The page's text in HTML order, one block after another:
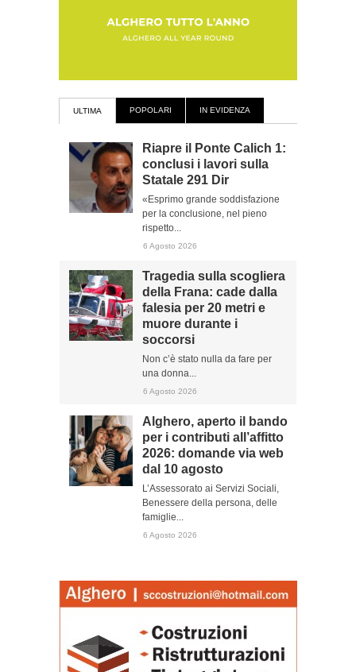
ULTIMA POPOLARI IN EVIDENZA
Riapre il Ponte Calich 1:
conclusi i lavori sulla
Statale 291 Dir
«Esprimo grande soddisfazione
per la conclusione, nel pieno
rispetto...
6 Agosto 2026
Tragedia sulla scogliera
della Frana: cade dalla
falesia per 20 metri e
muore durante i
soccorsi
Non c’è stato nulla da fare per
una donna...
6 Agosto 2026
Alghero, aperto il bando
per i contributi all’affitto
2026: domande via web
dal 10 agosto
L’Assessorato ai Servizi Sociali,
Benessere della persona, delle
famiglie...
6 Agosto 2026